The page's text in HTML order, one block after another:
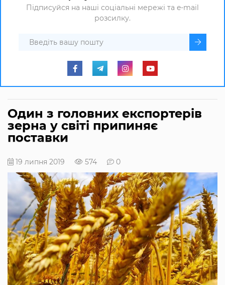
Підписуйся на наші соціальні мережі та e-mail
розсилку.
Один з головних експортерів
зерна у світі припиняє
поставки
19 липня 2019 574 0